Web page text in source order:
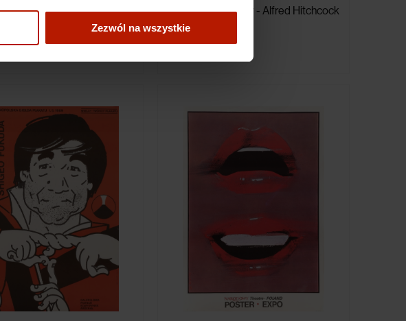
Zezwól na wszystkie
Świerzy - Chodzę z głową
prawidłowo
Waldemar Świerzy - Alfred Hitchcock
Przegląd 1988
690,00 zł